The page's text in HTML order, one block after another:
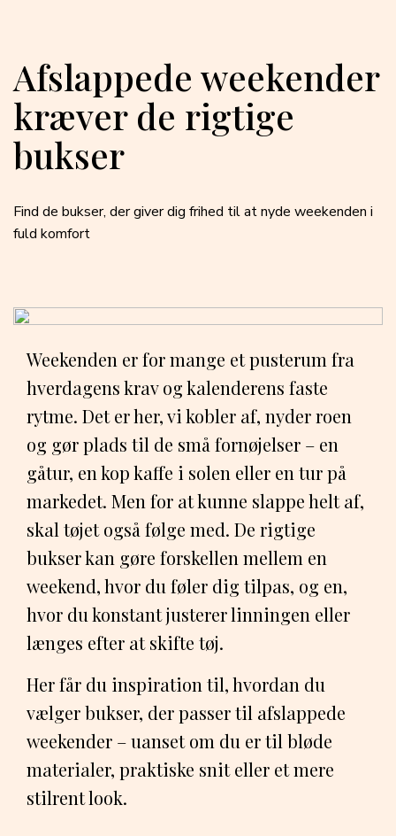
Afslappede weekender
kræver de rigtige
bukser
Find de bukser, der giver dig frihed til at nyde weekenden i
fuld komfort
Weekenden er for mange et pusterum fra
hverdagens krav og kalenderens faste
rytme. Det er her, vi kobler af, nyder roen
og gør plads til de små fornøjelser – en
gåtur, en kop kaffe i solen eller en tur på
markedet. Men for at kunne slappe helt af,
skal tøjet også følge med. De rigtige
bukser kan gøre forskellen mellem en
weekend, hvor du føler dig tilpas, og en,
hvor du konstant justerer linningen eller
længes efter at skifte tøj.
Her får du inspiration til, hvordan du
vælger bukser, der passer til afslappede
weekender – uanset om du er til bløde
materialer, praktiske snit eller et mere
stilrent look.